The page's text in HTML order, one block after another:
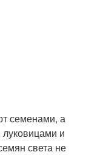
семенами, а
и
света не